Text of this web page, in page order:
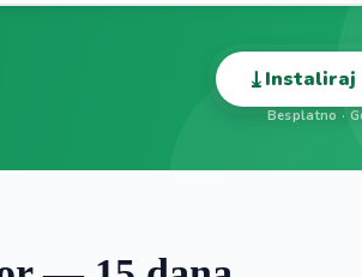
⤓Instaliraj
Besplatno ·